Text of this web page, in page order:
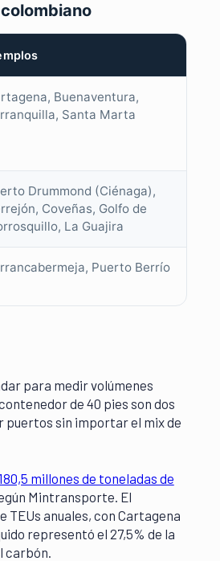
Buenaventura,
Santa Marta
Drummond (Ciénaga),
Coveñas, Golfo de
La Guajira
Puerto Berrío
para medir volúmenes
de 40 pies son dos
puertos sin importar el mix de
millones de toneladas de
Mintransporte. El
TEUs anuales, con Cartagena
representó el 27,5% de la
carbón.